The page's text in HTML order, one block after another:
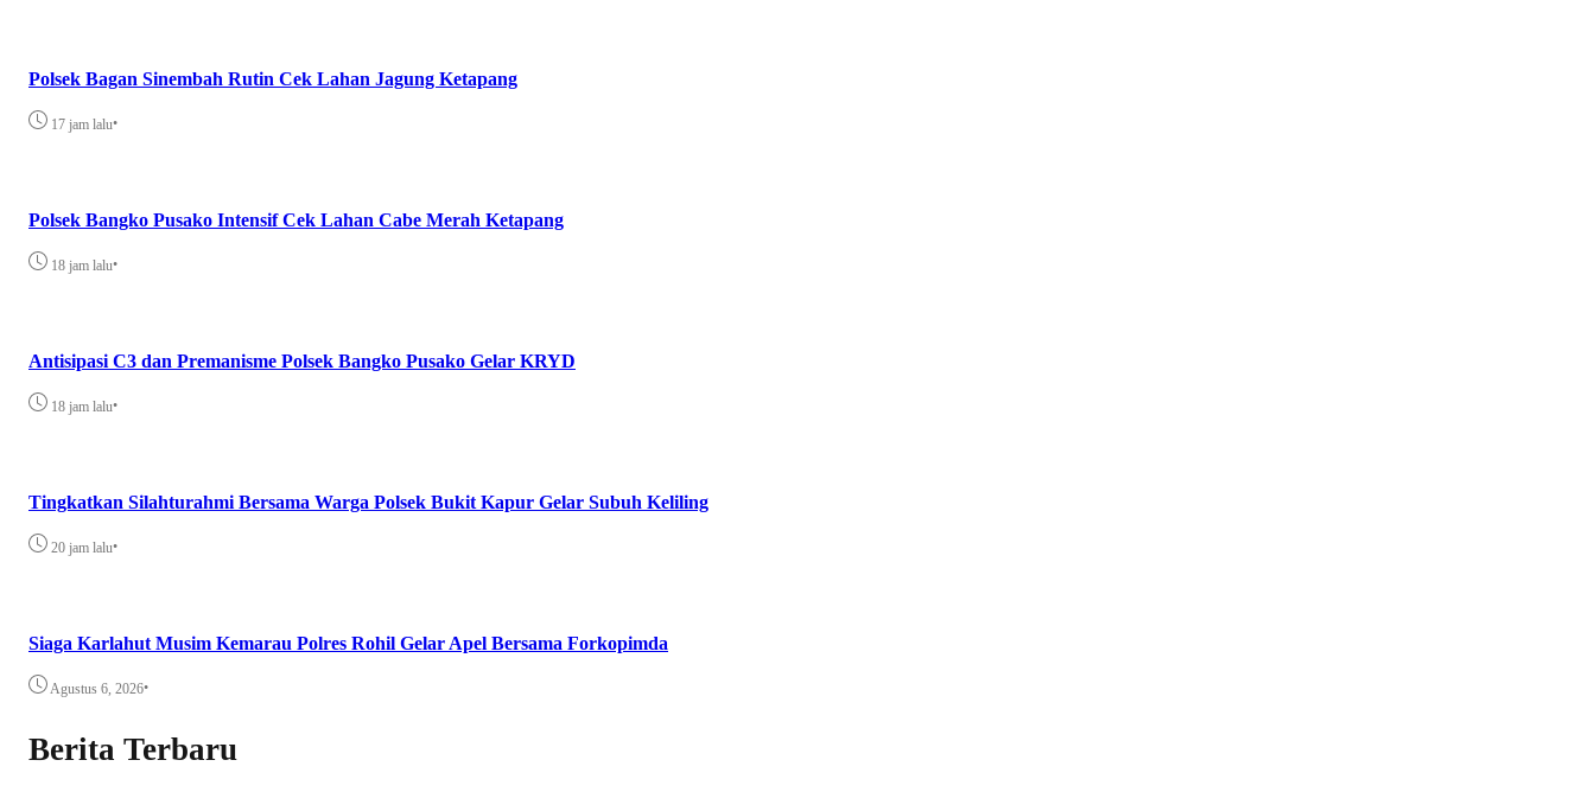
Polsek Bagan Sinembah Rutin Cek Lahan Jagung Ketapang
17 jam lalu•
Polsek Bangko Pusako Intensif Cek Lahan Cabe Merah Ketapang
18 jam lalu•
Antisipasi C3 dan Premanisme Polsek Bangko Pusako Gelar KRYD
18 jam lalu•
Tingkatkan Silahturahmi Bersama Warga Polsek Bukit Kapur Gelar Subuh Keliling
20 jam lalu•
Siaga Karlahut Musim Kemarau Polres Rohil Gelar Apel Bersama Forkopimda
Agustus 6, 2026•
Berita Terbaru